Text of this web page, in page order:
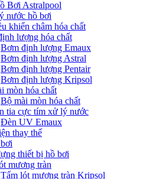
Bơi Astralpool
nước hồ bơi
khiển châm hóa chất
lượng hóa chất
Bơm định lượng Emaux
Bơm định lượng Astral
Bơm định lượng Pentair
Bơm định lượng Kripsol
mòn hóa chất
Bộ mài mòn hóa chất
tia cực tím xử lý nước
Đèn UV Emaux
thay thế
thiết bị hồ bơi
mương tràn
Tấm lót mương tràn Kripsol